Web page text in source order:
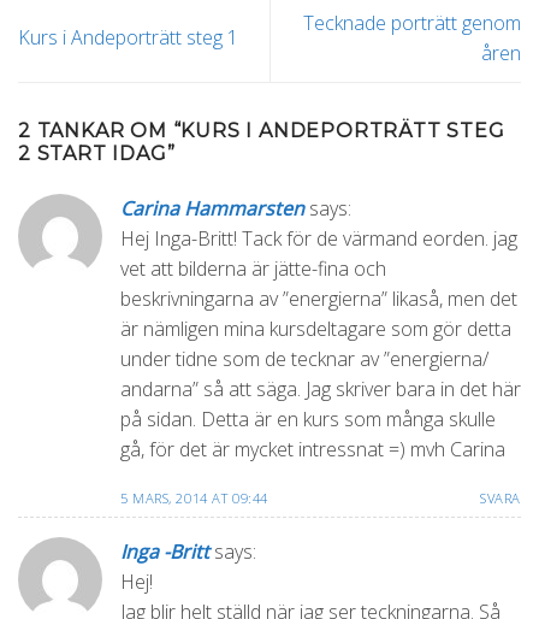
Kurs i Andeporträtt steg 1
Tecknade porträtt genom
åren
2 TANKAR OM “KURS I ANDEPORTRÄTT STEG
2 START IDAG”
Carina Hammarsten says:
Hej Inga-Britt! Tack för de värmand eorden. jag
vet att bilderna är jätte-fina och
beskrivningarna av ”energierna” likaså, men det
är nämligen mina kursdeltagare som gör detta
under tidne som de tecknar av ”energierna/
andarna” så att säga. Jag skriver bara in det här
på sidan. Detta är en kurs som många skulle
gå, för det är mycket intressnat =) mvh Carina
5 MARS, 2014 AT 09:44 SVARA
Inga -Britt says:
Hej!
Jag blir helt ställd när jag ser teckningarna. Så